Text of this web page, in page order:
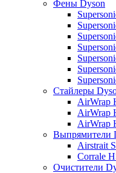
Фены Dyson
Стайлеры
AirWrap
AirWrap
AirWrap
Выпрямители
Airstrait
Corrale
Очистители